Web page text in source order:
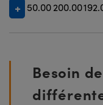
50.00200.00
Besoin